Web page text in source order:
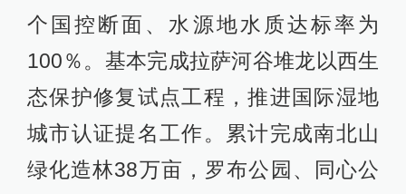
个国控断面、水源地水质达标率为
100％。基本完成拉萨河谷堆龙以西生
态保护修复试点工程，推进国际湿地
城市认证提名工作。累计完成南北山
绿化造林38万亩，罗布公园、同心公